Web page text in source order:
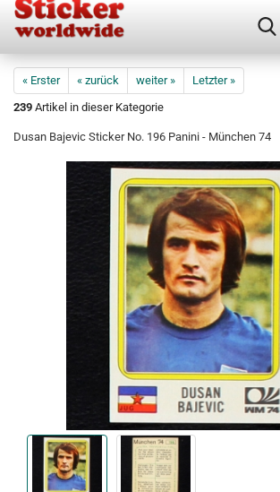
« Erster « zurück weiter »
Letzter »
239 Artikel in dieser Kategorie
Dusan Bajevic Sticker No. 196 Panini - München 74